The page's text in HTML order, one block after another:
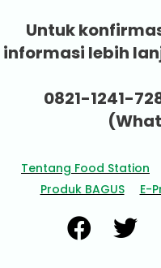
Untuk
informasi lebih
0821-1241-
Tentang Food Station
Produk BAGUS
E-